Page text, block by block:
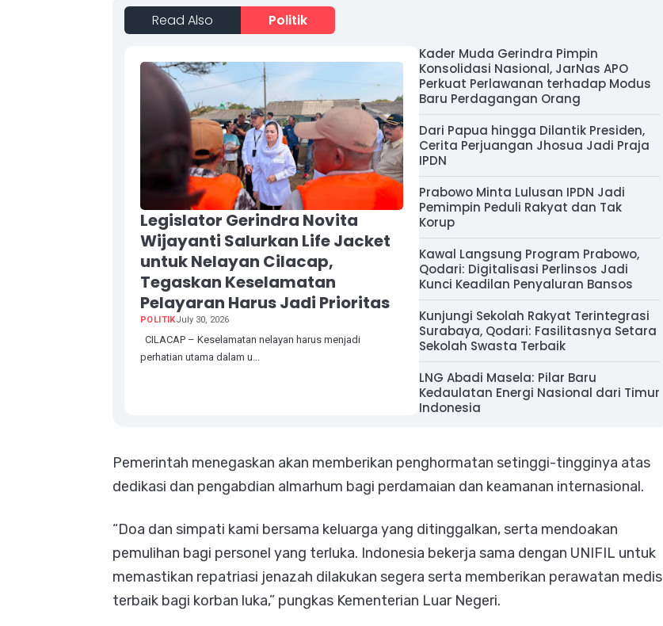
Read Also Politik
Legislator Gerindra Novita
Wijayanti Salurkan Life Jacket
untuk Nelayan Cilacap,
Tegaskan Keselamatan
Pelayaran Harus Jadi Prioritas
POLITIKJuly 30, 2026
CILACAP – Keselamatan nelayan harus menjadi
perhatian utama dalam u...
Kader Muda Gerindra Pimpin
Konsolidasi Nasional, JarNas APO
Perkuat Perlawanan terhadap Modus
Baru Perdagangan Orang
Dari Papua hingga Dilantik Presiden,
Cerita Perjuangan Jhosua Jadi Praja
IPDN
Prabowo Minta Lulusan IPDN Jadi
Pemimpin Peduli Rakyat dan Tak
Korup
Kawal Langsung Program Prabowo,
Qodari: Digitalisasi Perlinsos Jadi
Kunci Keadilan Penyaluran Bansos
Kunjungi Sekolah Rakyat Terintegrasi
Surabaya, Qodari: Fasilitasnya Setara
Sekolah Swasta Terbaik
LNG Abadi Masela: Pilar Baru
Kedaulatan Energi Nasional dari Timur
Indonesia
Pemerintah menegaskan akan memberikan penghormatan setinggi-tingginya atas
dedikasi dan pengabdian almarhum bagi perdamaian dan keamanan internasional.
“Doa dan simpati kami bersama keluarga yang ditinggalkan, serta mendoakan
pemulihan bagi personel yang terluka. Indonesia bekerja sama dengan UNIFIL untuk
memastikan repatriasi jenazah dilakukan segera serta memberikan perawatan medis
terbaik bagi korban luka,” pungkas Kementerian Luar Negeri.